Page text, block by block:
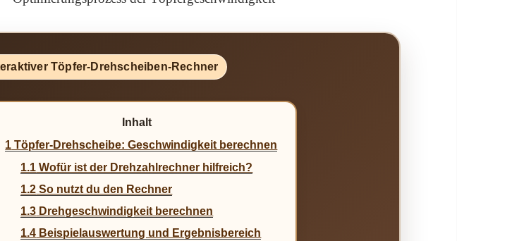
Töpfer-Drehscheiben-Rechner
Inhalt
1 Töpfer-Drehscheibe: Geschwindigkeit berechnen
1.1 Wofür ist der Drehzahlrechner hilfreich?
1.2 So nutzt du den Rechner
1.3 Drehgeschwindigkeit berechnen
1.4 Beispielauswertung und Ergebnisbereich